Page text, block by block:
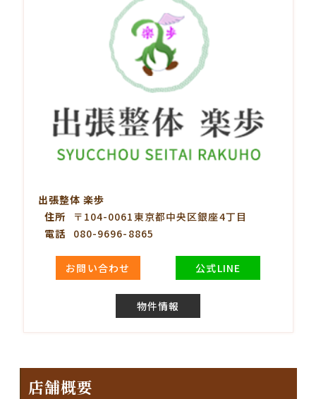
出張整体 楽歩
住所
〒104-0061東京都中央区銀座4丁目
電話
080-9696-8865
お問い合わせ 公式LINE
物件情報
店舗概要